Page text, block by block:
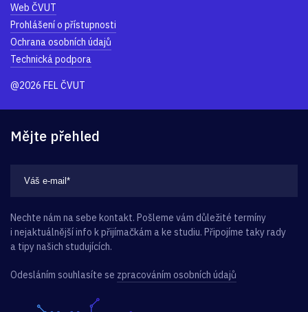
Web ČVUT
Prohlášení o přístupnosti
Ochrana osobních údajů
Technická podpora
@2026 FEL ČVUT
Mějte přehled
Nechte nám na sebe kontakt. Pošleme vám důležité termíny
i nejaktuálnější info k přijímačkám a ke studiu. Připojíme taky rady
a tipy našich studujících.
Odesláním souhlasíte se zpracováním osobních údajů